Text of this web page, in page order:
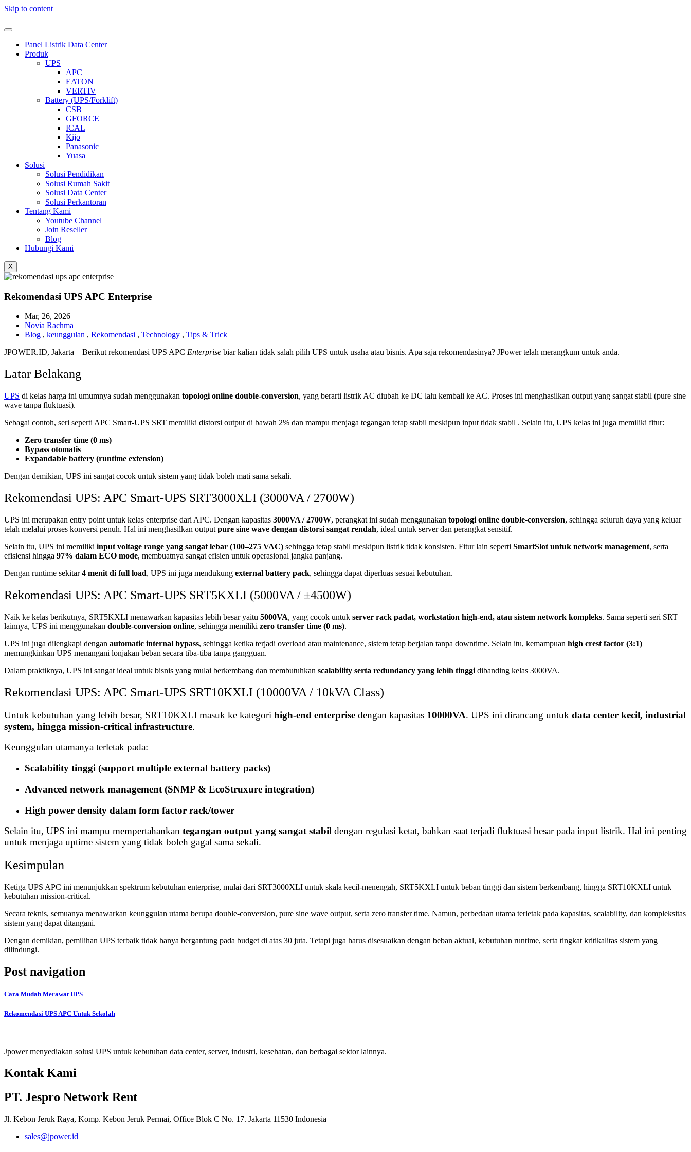
Skip to content
Panel Listrik Data Center
Produk
UPS
APC
EATON
VERTIV
Battery (UPS/Forklift)
CSB
GFORCE
ICAL
Kijo
Panasonic
Yuasa
Solusi
Solusi Pendidikan
Solusi Rumah Sakit
Solusi Data Center
Solusi Perkantoran
Tentang Kami
Youtube Channel
Join Reseller
Blog
Hubungi Kami
X
Rekomendasi UPS APC Enterprise
Mar, 26, 2026
Novia Rachma
Blog , keunggulan , Rekomendasi , Technology , Tips & Trick
JPOWER.ID, Jakarta – Berikut rekomendasi UPS APC Enterprise biar kalian tidak salah pilih UPS untuk usaha atau bisnis. Apa saja rekomendasinya? JPower telah merangkum untuk anda.
Latar Belakang
UPS di kelas harga ini umumnya sudah menggunakan topologi online double-conversion, yang berarti listrik AC diubah ke DC lalu kembali ke AC. Proses ini menghasilkan output yang sangat stabil (pure sine
wave tanpa fluktuasi).
Sebagai contoh, seri seperti APC Smart-UPS SRT memiliki distorsi output di bawah 2% dan mampu menjaga tegangan tetap stabil meskipun input tidak stabil . Selain itu, UPS kelas ini juga memiliki fitur:
Zero transfer time (0 ms)
Bypass otomatis
Expandable battery (runtime extension)
Dengan demikian, UPS ini sangat cocok untuk sistem yang tidak boleh mati sama sekali.
Rekomendasi UPS: APC Smart-UPS SRT3000XLI (3000VA / 2700W)
UPS ini merupakan entry point untuk kelas enterprise dari APC. Dengan kapasitas 3000VA / 2700W, perangkat ini sudah menggunakan topologi online double-conversion, sehingga seluruh daya yang keluar
telah melalui proses konversi penuh. Hal ini menghasilkan output pure sine wave dengan distorsi sangat rendah, ideal untuk server dan perangkat sensitif.
Selain itu, UPS ini memiliki input voltage range yang sangat lebar (100–275 VAC) sehingga tetap stabil meskipun listrik tidak konsisten. Fitur lain seperti SmartSlot untuk network management, serta
efisiensi hingga 97% dalam ECO mode, membuatnya sangat efisien untuk operasional jangka panjang.
Dengan runtime sekitar4 menit di full load, UPS ini juga mendukung external battery pack, sehingga dapat diperluas sesuai kebutuhan.
Rekomendasi UPS: APC Smart-UPS SRT5KXLI (5000VA / ±4500W)
Naik ke kelas berikutnya, SRT5KXLI menawarkan kapasitas lebih besar yaitu 5000VA, yang cocok untuk server rack padat, workstation high-end, atau sistem network kompleks. Sama seperti seri SRT
lainnya, UPS ini menggunakan double-conversion online, sehingga memiliki zero transfer time (0 ms).
UPS ini juga dilengkapi dengan automatic internal bypass, sehingga ketika terjadi overload atau maintenance, sistem tetap berjalan tanpa downtime. Selain itu, kemampuan high crest factor (3:1)
memungkinkan UPS menangani lonjakan beban secara tiba-tiba tanpa gangguan.
Dalam praktiknya, UPS ini sangat ideal untuk bisnis yang mulai berkembang dan membutuhkan scalability serta redundancy yang lebih tinggi dibanding kelas 3000VA.
Rekomendasi UPS: APC Smart-UPS SRT10KXLI (10000VA / 10kVA Class)
Untuk kebutuhan yang lebih besar, SRT10KXLI masuk ke kategori high-end enterprise dengan kapasitas 10000VA. UPS ini dirancang untuk data center kecil, industrial
system, hingga mission-critical infrastructure.
Keunggulan utamanya terletak pada:
Scalability tinggi (support multiple external battery packs)
Advanced network management (SNMP & EcoStruxure integration)
High power density dalam form factor rack/tower
Selain itu, UPS ini mampu mempertahankan tegangan output yang sangat stabil dengan regulasi ketat, bahkan saat terjadi fluktuasi besar pada input listrik. Hal ini penting
untuk menjaga uptime sistem yang tidak boleh gagal sama sekali.
Kesimpulan
Ketiga UPS APC ini menunjukkan spektrum kebutuhan enterprise, mulai dari SRT3000XLI untuk skala kecil-menengah, SRT5KXLI untuk beban tinggi dan sistem berkembang, hingga SRT10KXLI untuk
kebutuhan mission-critical.
Secara teknis, semuanya menawarkan keunggulan utama berupa double-conversion, pure sine wave output, serta zero transfer time. Namun, perbedaan utama terletak pada kapasitas, scalability, dan kompleksitas
sistem yang dapat ditangani.
Dengan demikian, pemilihan UPS terbaik tidak hanya bergantung pada budget di atas 30 juta. Tetapi juga harus disesuaikan dengan beban aktual, kebutuhan runtime, serta tingkat kritikalitas sistem yang
dilindungi.
Post navigation
Cara Mudah Merawat UPS
Rekomendasi UPS APC Untuk Sekolah
Jpower menyediakan solusi UPS untuk kebutuhan data center, server, industri, kesehatan, dan berbagai sektor lainnya.
Kontak Kami
PT. Jespro Network Rent
Jl. Kebon Jeruk Raya, Komp. Kebon Jeruk Permai, Office Blok C No. 17. Jakarta 11530 Indonesia
sales@jpower.id